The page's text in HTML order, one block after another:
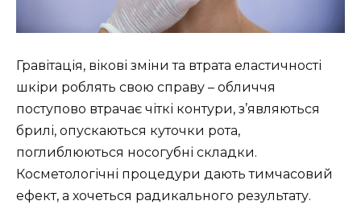
Гравітація, вікові зміни та втрата еластичності
шкіри роблять свою справу – обличчя
поступово втрачає чіткі контури, з’являються
брилі, опускаються куточки рота,
поглиблюються носогубні складки.
Косметологічні процедури дають тимчасовий
ефект, а хочеться радикального результату.